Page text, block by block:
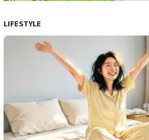
LIFESTYLE